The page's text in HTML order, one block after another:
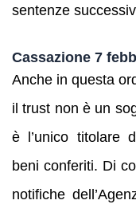
sentenze
Cassazione 7
Anche in questa
il trust non è un
è l’unico titolare
beni conferiti. Di
notifiche